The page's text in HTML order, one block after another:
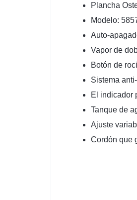
Plancha
Modelo:
Auto-
Vapor de
Botón de
Sistema
El indicador
Tanque de
Ajuste
Cordón que